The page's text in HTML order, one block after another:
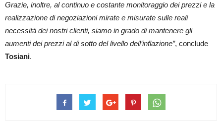
Grazie, inoltre, al continuo e costante monitoraggio dei prezzi e la
realizzazione di negoziazioni mirate e misurate sulle reali
necessità dei nostri clienti, siamo in grado di mantenere gli
aumenti dei prezzi al di sotto del livello dell’inflazione”, conclude
Tosiani.